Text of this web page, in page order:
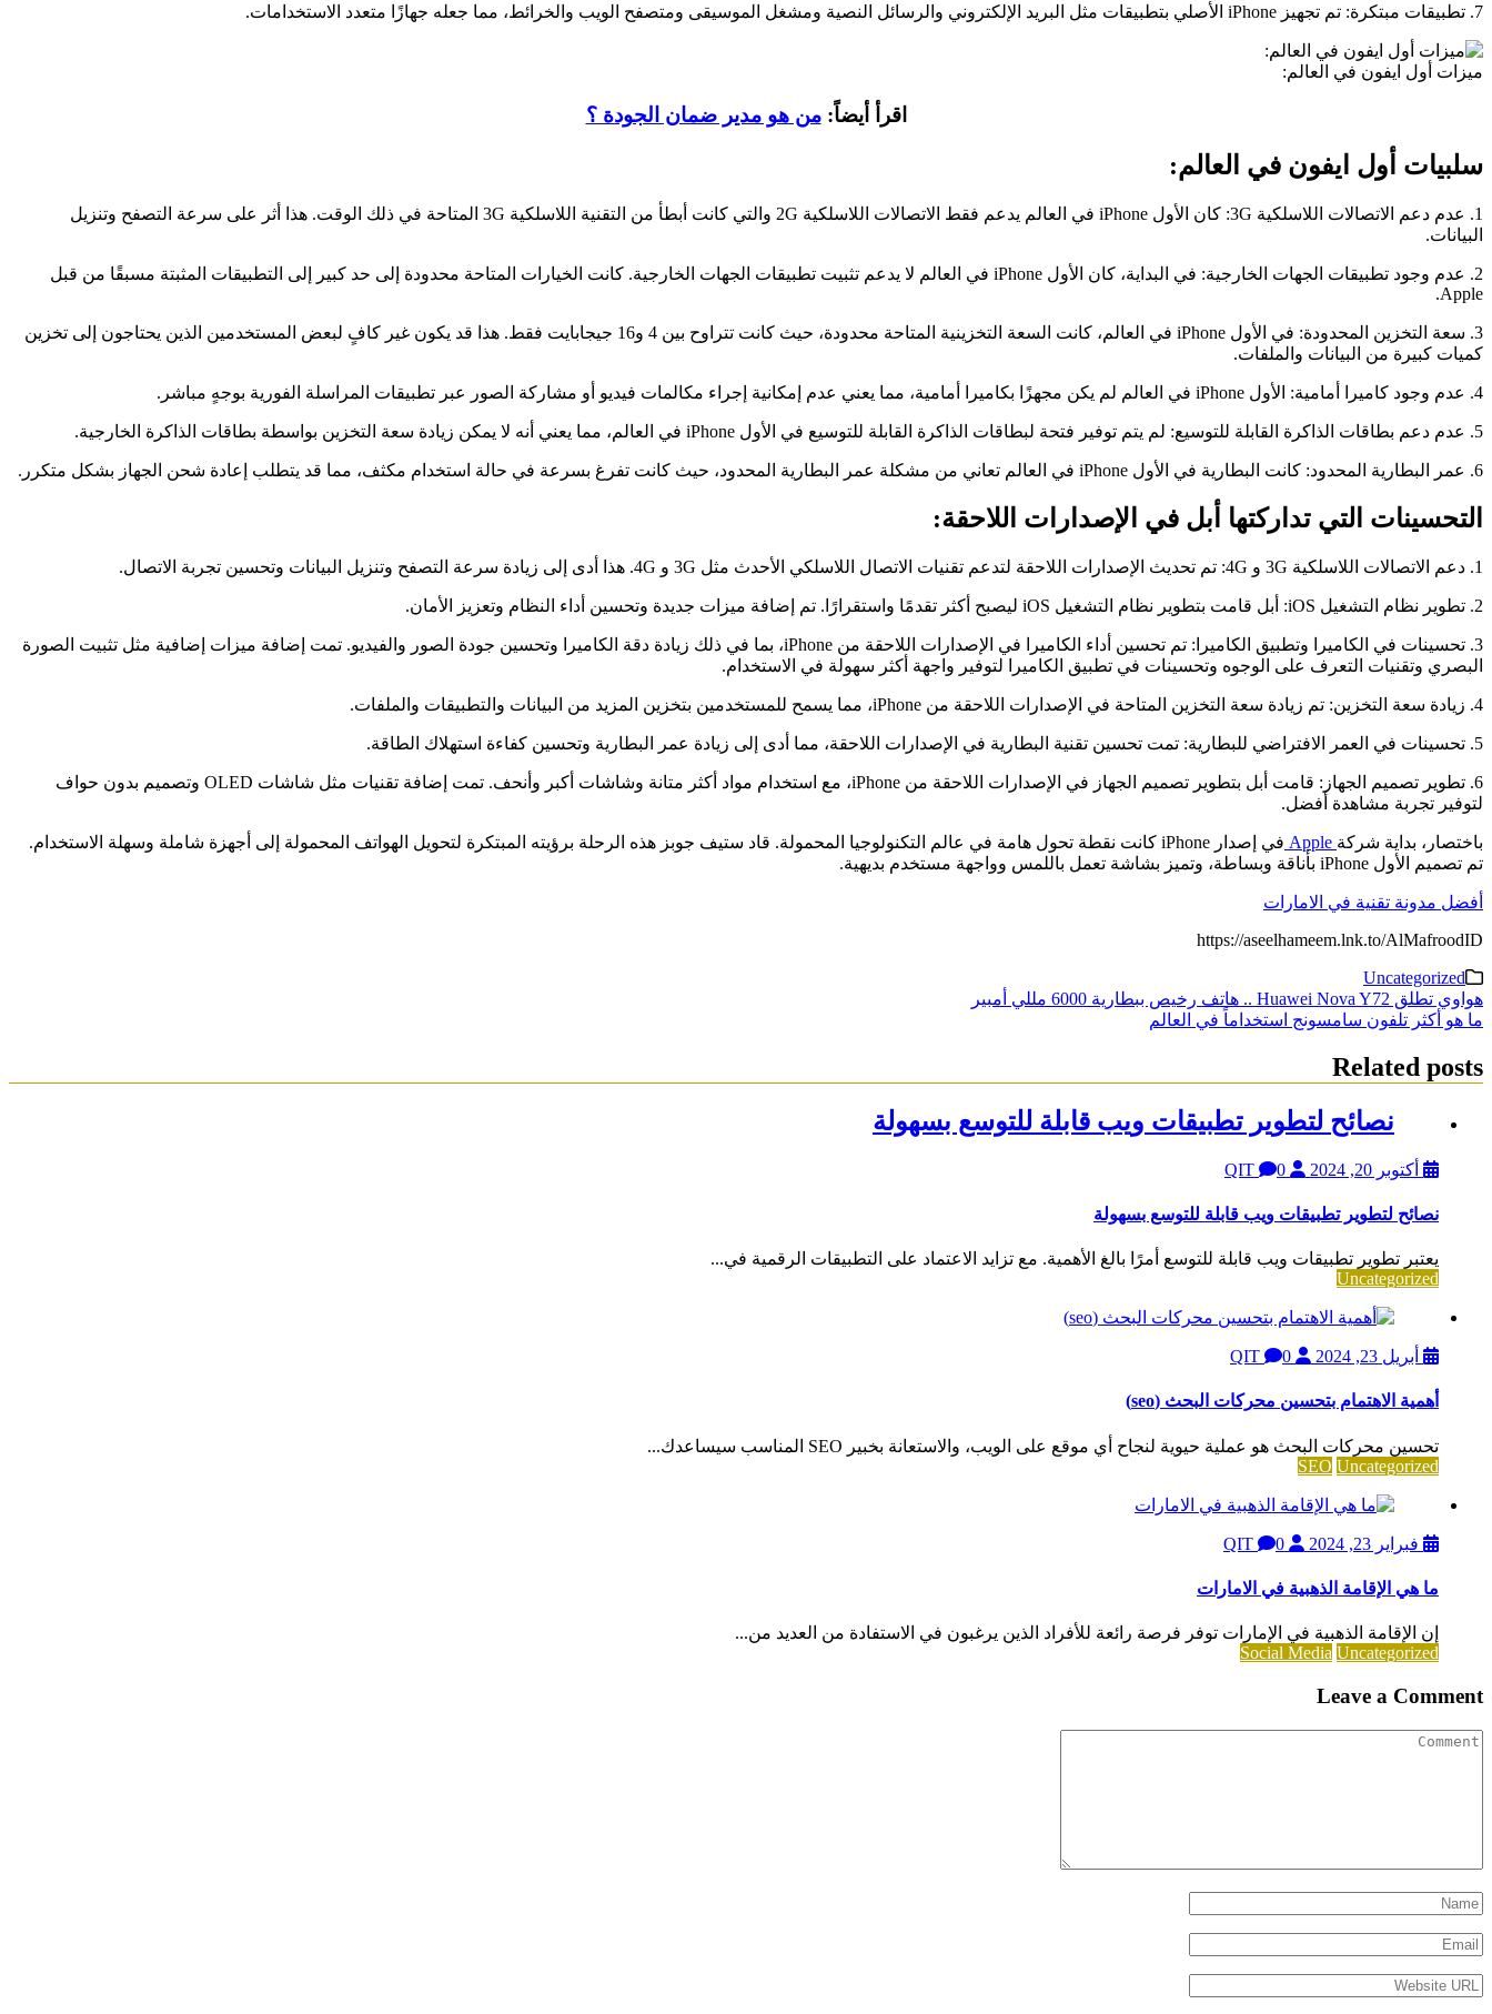
7. تطبيقات مبتكرة: تم تجهيز iPhone الأصلي بتطبيقات مثل البريد الإلكتروني والرسائل النصية ومشغل الموسيقى ومتصفح الويب والخرائط، مما جعله جهازًا متعدد الاستخدامات.
ميزات أول ايفون في العالم:
اقرأ أيضاً:من هو مدير ضمان الجودة ؟
سلبيات أول ايفون في العالم:
1. عدم دعم الاتصالات اللاسلكية 3G: كان الأول iPhone في العالم يدعم فقط الاتصالات اللاسلكية 2G والتي كانت أبطأ من التقنية اللاسلكية 3G المتاحة في ذلك الوقت. هذا أثر على سرعة التصفح وتنزيل
البيانات.
2. عدم وجود تطبيقات الجهات الخارجية: في البداية، كان الأول iPhone في العالم لا يدعم تثبيت تطبيقات الجهات الخارجية. كانت الخيارات المتاحة محدودة إلى حد كبير إلى التطبيقات المثبتة مسبقًا من قبل
Apple.
3. سعة التخزين المحدودة: في الأول iPhone في العالم، كانت السعة التخزينية المتاحة محدودة، حيث كانت تتراوح بين 4 و16 جيجابايت فقط. هذا قد يكون غير كافٍ لبعض المستخدمين الذين يحتاجون إلى تخزين
كميات كبيرة من البيانات والملفات.
4. عدم وجود كاميرا أمامية: الأول iPhone في العالم لم يكن مجهزًا بكاميرا أمامية، مما يعني عدم إمكانية إجراء مكالمات فيديو أو مشاركة الصور عبر تطبيقات المراسلة الفورية بوجهٍ مباشر.
5. عدم دعم بطاقات الذاكرة القابلة للتوسيع: لم يتم توفير فتحة لبطاقات الذاكرة القابلة للتوسيع في الأول iPhone في العالم، مما يعني أنه لا يمكن زيادة سعة التخزين بواسطة بطاقات الذاكرة الخارجية.
6. عمر البطارية المحدود: كانت البطارية في الأول iPhone في العالم تعاني من مشكلة عمر البطارية المحدود، حيث كانت تفرغ بسرعة في حالة استخدام مكثف، مما قد يتطلب إعادة شحن الجهاز بشكل متكرر.
التحسينات التي تداركتها أبل في الإصدارات اللاحقة:
1. دعم الاتصالات اللاسلكية 3G و 4G: تم تحديث الإصدارات اللاحقة لتدعم تقنيات الاتصال اللاسلكي الأحدث مثل 3G و 4G. هذا أدى إلى زيادة سرعة التصفح وتنزيل البيانات وتحسين تجربة الاتصال.
2. تطوير نظام التشغيل iOS: أبل قامت بتطوير نظام التشغيل iOS ليصبح أكثر تقدمًا واستقرارًا. تم إضافة ميزات جديدة وتحسين أداء النظام وتعزيز الأمان.
3. تحسينات في الكاميرا وتطبيق الكاميرا: تم تحسين أداء الكاميرا في الإصدارات اللاحقة من iPhone، بما في ذلك زيادة دقة الكاميرا وتحسين جودة الصور والفيديو. تمت إضافة ميزات إضافية مثل تثبيت الصورة
البصري وتقنيات التعرف على الوجوه وتحسينات في تطبيق الكاميرا لتوفير واجهة أكثر سهولة في الاستخدام.
4. زيادة سعة التخزين: تم زيادة سعة التخزين المتاحة في الإصدارات اللاحقة من iPhone، مما يسمح للمستخدمين بتخزين المزيد من البيانات والتطبيقات والملفات.
5. تحسينات في العمر الافتراضي للبطارية: تمت تحسين تقنية البطارية في الإصدارات اللاحقة، مما أدى إلى زيادة عمر البطارية وتحسين كفاءة استهلاك الطاقة.
6. تطوير تصميم الجهاز: قامت أبل بتطوير تصميم الجهاز في الإصدارات اللاحقة من iPhone، مع استخدام مواد أكثر متانة وشاشات أكبر وأنحف. تمت إضافة تقنيات مثل شاشات OLED وتصميم بدون حواف
لتوفير تجربة مشاهدة أفضل.
باختصار، بداية شركة
في إصدار iPhone كانت نقطة تحول هامة في عالم التكنولوجيا المحمولة. قاد ستيف جوبز هذه الرحلة برؤيته المبتكرة لتحويل الهواتف المحمولة إلى أجهزة شاملة وسهلة الاستخدام.
تم تصميم الأول iPhone بأناقة وبساطة، وتميز بشاشة تعمل باللمس وواجهة مستخدم بديهية.
أفضل مدونة تقنية في الامارات
https://aseelhameem.lnk.to/AlMafroodID
Uncategorized
تصفّح
المقالات
هواوي تطلق Huawei Nova Y72 .. هاتف رخيص ببطارية 6000 مللي أمبير
ما هو أكثر تلفون سامسونج استخداماً في العالم
Related posts
نصائح لتطوير تطبيقات ويب قابلة للتوسع بسهولة
أكتوبر 20, 2024 0
نصائح لتطوير تطبيقات ويب قابلة للتوسع بسهولة
يعتبر تطوير تطبيقات ويب قابلة للتوسع أمرًا بالغ الأهمية. مع تزايد الاعتماد على التطبيقات الرقمية في...
Uncategorized
أبريل 23, 2024 0
أهمية الاهتمام بتحسين محركات البحث (seo)
تحسين محركات البحث هو عملية حيوية لنجاح أي موقع على الويب، والاستعانة بخبير SEO المناسب سيساعدك...
SEO Uncategorized
فبراير 23, 2024 0
ما هي الإقامة الذهبية في الامارات
إن الإقامة الذهبية في الإمارات توفر فرصة رائعة للأفراد الذين يرغبون في الاستفادة من العديد من...
Social Media Uncategorized
Leave a Comment